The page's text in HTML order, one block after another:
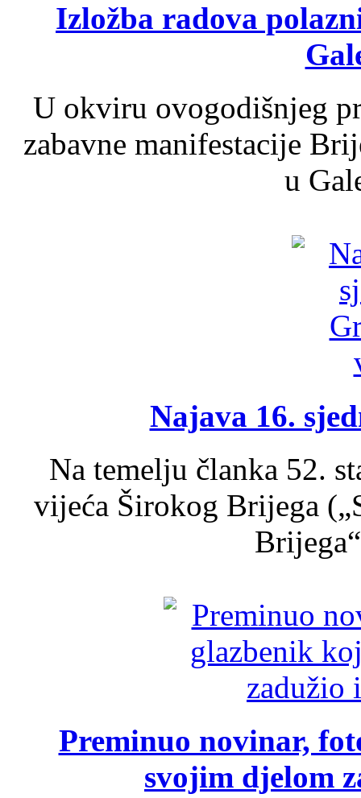
Izložba radova
U okviru ovogodišnjeg
zabavne manifestacije
u
Najava 16.
Na temelju članka 52.
vijeća Širokog Brijega
Preminuo novinar,
svojim djelom